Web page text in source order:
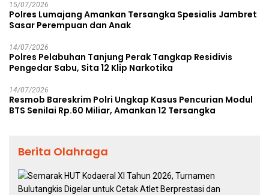
15/07/2026
Polres Lumajang Amankan Tersangka Spesialis Jambret
Sasar Perempuan dan Anak
14/07/2026
Polres Pelabuhan Tanjung Perak Tangkap Residivis
Pengedar Sabu, Sita 12 Klip Narkotika
14/07/2026
Resmob Bareskrim Polri Ungkap Kasus Pencurian Modul
BTS Senilai Rp.60 Miliar, Amankan 12 Tersangka
Berita Olahraga